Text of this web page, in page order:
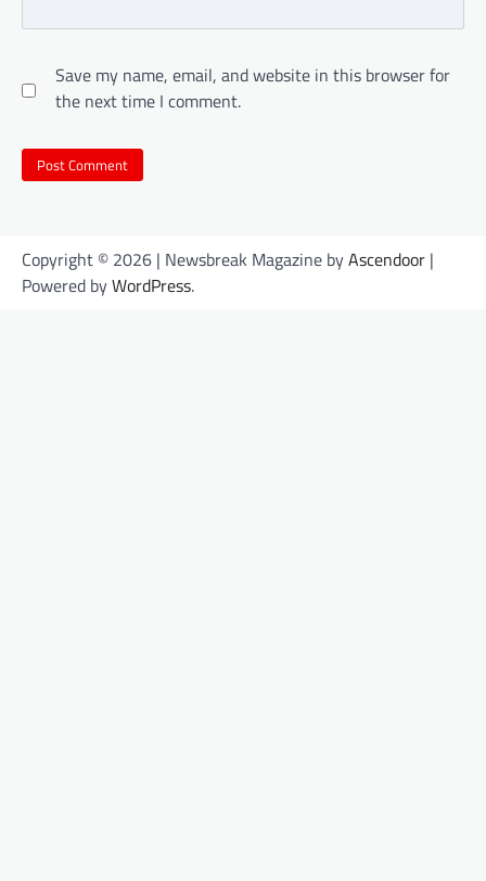
Save my name, email, and website in this browser for
the next time I comment.
Copyright © 2026 | Newsbreak Magazine byAscendoor |
Powered byWordPress.